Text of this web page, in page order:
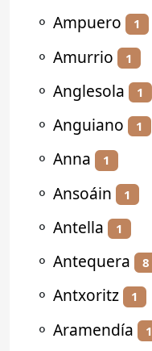
⚬ Ampuero 1
⚬ Amurrio 1
⚬ Anglesola 1
⚬ Anguiano 1
⚬ Anna 1
⚬ Ansoáin 1
⚬ Antella 1
⚬ Antequera 8
⚬ Antxoritz 1
⚬ Aramendía 1